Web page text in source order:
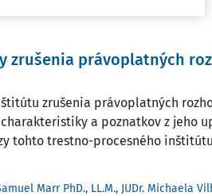
zrušenia právoplatných
zrušenia právoplatných
a poznatkov z jeho
tohto trestno-procesného
Marr PhD., LL.M., JUDr. Michaela